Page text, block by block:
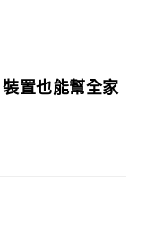
置也能幫全家